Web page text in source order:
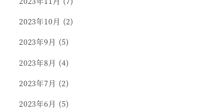
2023年10月 (2)
2023年9月 (5)
2023年8月 (4)
2023年7月 (2)
2023年6月 (5)